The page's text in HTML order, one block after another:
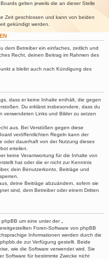
gelten jeweils die an dieser Stelle
Zeit geschlossen und kann von beiden
gekündigt werden.
dem Betreiber ein einfaches, zeitlich und
Recht, deinen Beitrag im Rahmen des
a bleibt auch nach Kündigung des
dass er keine Inhalte enthält, die gegen
Du erklärst insbesondere, dass du
verwendeten Links und Bilder zu setzen
aus. Bei Verstößen gegen diese
veröffentlichten Regeln kann der
oder dauerhaft von der Nutzung dieses
erteilen.
keine Verantwortung für die Inhalte von
hat oder die er nicht zur Kenntnis
dein Benutzerkonto, Beiträge und
deine Beiträge abzuändern, sofern sie
sind, dem Betreiber oder einem Dritten
um eine unter der „
Foren-Software von phpBB
Informationen werden durch die
zur Verfügung gestellt. Beide
wie die Software verwendet wird. Sie
Software für bestimmte Zwecke nicht